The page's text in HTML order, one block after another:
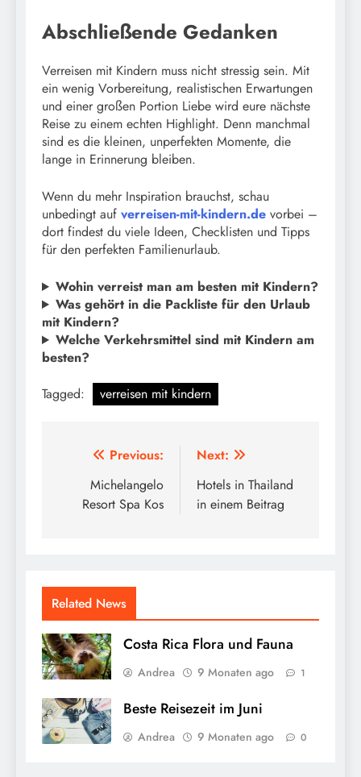
Abschließende Gedanken
Verreisen mit Kindern muss nicht stressig sein. Mit
ein wenig Vorbereitung, realistischen Erwartungen
und einer großen Portion Liebe wird eure nächste
Reise zu einem echten Highlight. Denn manchmal
sind es die kleinen, unperfekten Momente, die
lange in Erinnerung bleiben.
Wenn du mehr Inspiration brauchst, schau
unbedingt auf verreisen-mit-kindern.de vorbei –
dort findest du viele Ideen, Checklisten und Tipps
für den perfekten Familienurlaub.
Wohin verreist man am besten mit Kindern?
Was gehört in die Packliste für den Urlaub
mit Kindern?
Welche Verkehrsmittel sind mit Kindern am
besten?
Tagged:
verreisen mit kindern
Beitragsnavigation
Previous:
Michelangelo
Resort Spa Kos
Next:
Hotels in Thailand
in einem Beitrag
Related News
Costa Rica Flora und Fauna
Andrea 9 Monaten ago 1
Beste Reisezeit im Juni
Andrea 9 Monaten ago 0